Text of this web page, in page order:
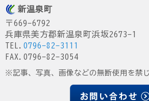
新温泉町
〒669-6792
兵庫県美方郡新温泉町浜坂2673-1
TEL. 0796-82-3111
FAX.0796-82-3054
※記事、写真、画像などの無断使用を禁じ